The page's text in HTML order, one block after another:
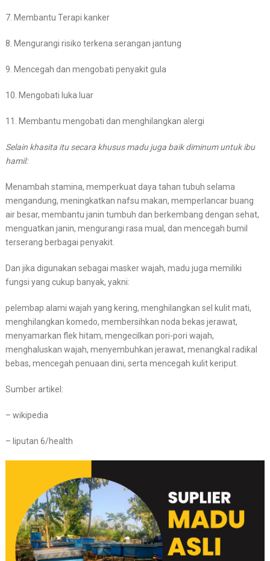
7. Membantu Terapi kanker
8. Mengurangi risiko terkena serangan jantung
9. Mencegah dan mengobati penyakit gula
10. Mengobati luka luar
11. Membantu mengobati dan menghilangkan alergi
Selain khasita itu secara khusus madu juga baik diminum untuk ibu
hamil:
Menambah stamina, memperkuat daya tahan tubuh selama
mengandung, meningkatkan nafsu makan, memperlancar buang
air besar, membantu janin tumbuh dan berkembang dengan sehat,
menguatkan janin, mengurangi rasa mual, dan mencegah bumil
terserang berbagai penyakit.
Dan jika digunakan sebagai masker wajah, madu juga memiliki
fungsi yang cukup banyak, yakni:
pelembap alami wajah yang kering, menghilangkan sel kulit mati,
menghilangkan komedo, membersihkan noda bekas jerawat,
menyamarkan flek hitam, mengecilkan pori-pori wajah,
menghaluskan wajah, menyembuhkan jerawat, menangkal radikal
bebas, mencegah penuaan dini, serta mencegah kulit keriput.
Sumber artikel:
– wikipedia
– liputan 6/health